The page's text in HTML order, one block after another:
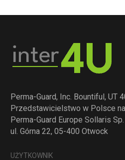
Perma-Guard, Inc. Bountiful, UT
Przedstawicielstwo w Polsce na
Perma-Guard Europe Sollaris Sp.
ul. Górna 22, 05-400 Otwock
UŻYTKOWNIK